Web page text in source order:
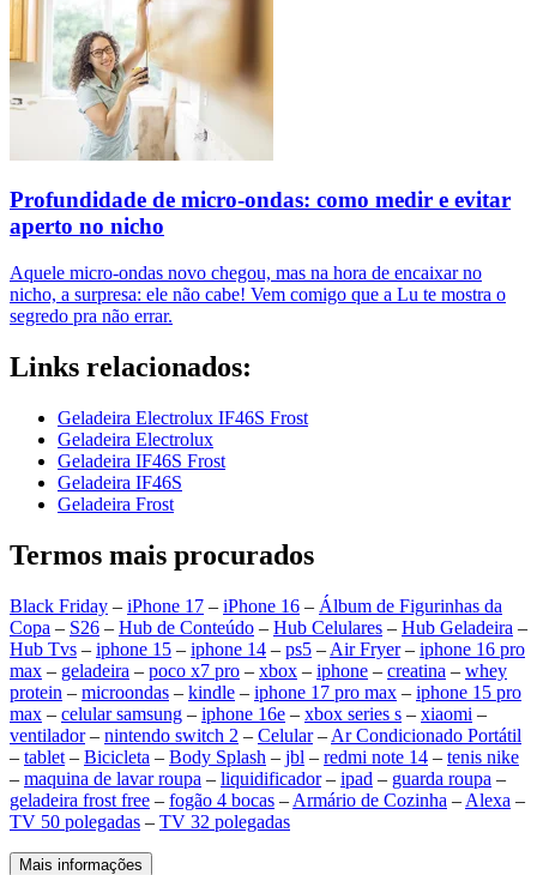
Profundidade de micro-ondas: como medir e evitar
aperto no nicho
Aquele micro-ondas novo chegou, mas na hora de encaixar no
nicho, a surpresa: ele não cabe! Vem comigo que a Lu te mostra o
segredo pra não errar.
Links relacionados:
Geladeira Electrolux IF46S Frost
Geladeira Electrolux
Geladeira IF46S Frost
Geladeira IF46S
Geladeira Frost
Termos mais procurados
Black Friday – iPhone 17 – iPhone 16 – Álbum de Figurinhas da
Copa – S26 – Hub de Conteúdo – Hub Celulares – Hub Geladeira –
Hub Tvs – iphone 15 – iphone 14 – ps5 – Air Fryer– iphone 16 pro
max – geladeira – poco x7 pro – xbox – iphone – creatina – whey
protein – microondas – kindle – iphone 17 pro max – iphone 15 pro
max – celular samsung – iphone 16e – xbox series s – xiaomi –
ventilador– nintendo switch 2 – Celular– Ar Condicionado Portátil
– tablet – Bicicleta – Body Splash – jbl – redmi note 14 – tenis nike
– maquina de lavar roupa – liquidificador– ipad – guarda roupa –
geladeira frost free – fogão 4 bocas – Armário de Cozinha – Alexa –
TV 50 polegadas – TV 32 polegadas
Mais informações